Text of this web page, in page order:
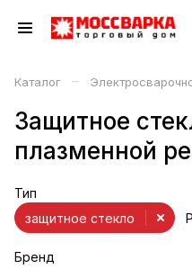
Каталог –
Защитное
плазменной
Тип
защитное стекло
Бренд